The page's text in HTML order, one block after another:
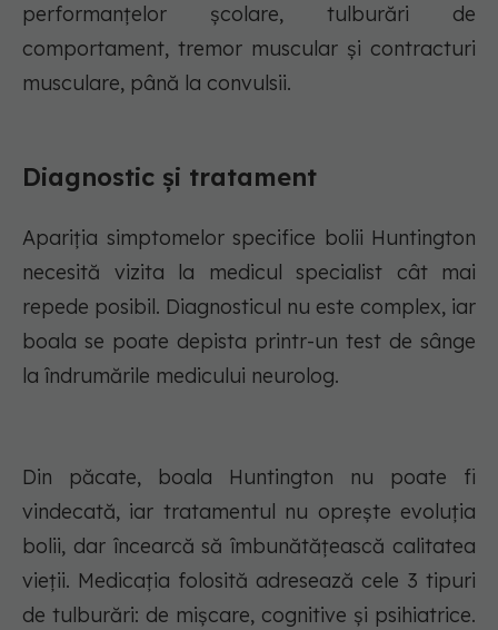
performanțelor școlare, tulburări de
comportament, tremor muscular și contracturi
musculare, până la convulsii.
Diagnostic și tratament
Apariția simptomelor specifice bolii Huntington
necesită vizita la medicul specialist cât mai
repede posibil. Diagnosticul nu este complex, iar
boala se poate depista printr-un test de sânge
la îndrumările medicului neurolog.
Din păcate, boala Huntington nu poate fi
vindecată, iar tratamentul nu oprește evoluția
bolii, dar încearcă să îmbunătățească calitatea
vieții. Medicația folosită adresează cele 3 tipuri
de tulburări: de mișcare, cognitive și psihiatrice.